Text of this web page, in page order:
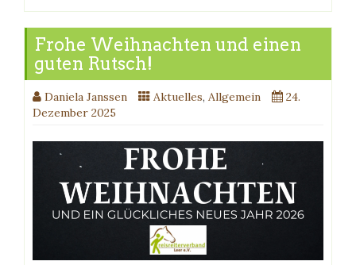
Frohe Weihnachten und einen
guten Rutsch!
Daniela Janssen Aktuelles, Allgemein
24.
Dezember 2025